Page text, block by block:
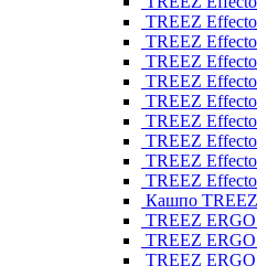
TREEZ
TREEZ
TREEZ
TREEZ
TREEZ
TREEZ
TREEZ
TREEZ
TREEZ
Кашпо
TREEZ
TREEZ
TREEZ